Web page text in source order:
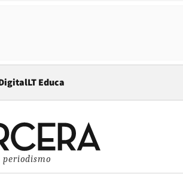
Opens in new window
LT Educa
periodismo